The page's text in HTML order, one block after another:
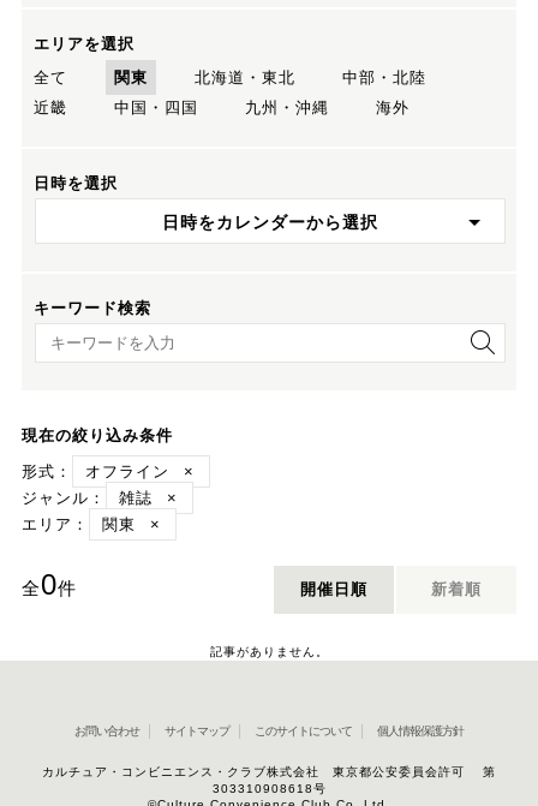
エリアを選択
全て
関東 北海道・東北
中部・北陸
近畿
中国・四国 九州・沖縄 海外
日時を選択
日時をカレンダーから選択
キーワード検索
キーワード検索
現在の絞り込み条件
形式：
オフライン
×
ジャンル：
雑誌
×
エリア：
関東 ×
全0件 開催日順 新着順
記事がありません。
お問い合わせ サイトマップ このサイトについて 個人情報保護方針
カルチュア・コンビニエンス・クラブ株式会社 東京都公安委員会許可 第
303310908618号